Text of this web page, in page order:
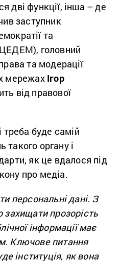
дві функції, інша – де
заступник
та
головний
та модерації
мережах Ігор
від правової
треба буде самій
органу і
як це вдалося під
про медіа.
персональні дані. З
прозорість
інформації має
Ключове питання
інституція, як вона